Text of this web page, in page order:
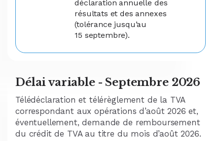
déclaration annuelle des
résultats et des annexes
(tolérance jusqu’au
15 septembre).
Délai variable - Septembre 2026
Télédéclaration et télérèglement de la TVA
correspondant aux opérations d’août 2026 et,
éventuellement, demande de remboursement
du crédit de TVA au titre du mois d’août 2026.